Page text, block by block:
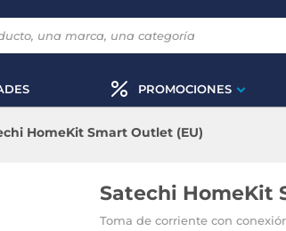
PROMOCIONES
HomeKit Smart Outlet (EU)
Satechi HomeKit
Toma de corriente con